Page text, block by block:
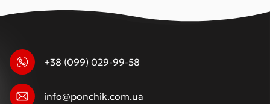
+38 (099) 029-99-58
info@ponchik.com.ua